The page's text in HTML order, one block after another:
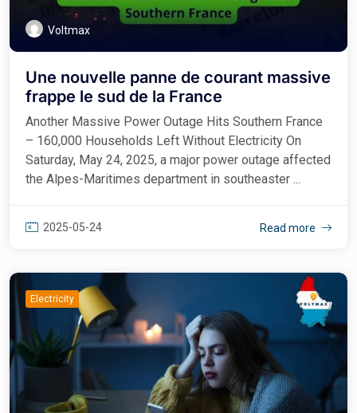
Voltmax
Une nouvelle panne de courant massive
frappe le sud de la France
Another Massive Power Outage Hits Southern France
– 160,000 Households Left Without Electricity On
Saturday, May 24, 2025, a major power outage affected
the Alpes-Maritimes department in southeaster ...
2025-05-24 Read more
Electricity